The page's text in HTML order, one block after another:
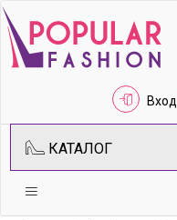
Вход
КАТАЛОГ